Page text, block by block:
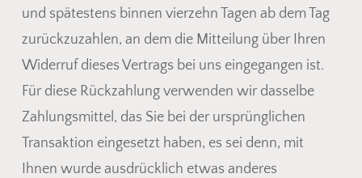
und spätestens binnen vierzehn Tagen ab dem Tag
zurückzuzahlen, an dem die Mitteilung über Ihren
Widerruf dieses Vertrags bei uns eingegangen ist.
Für diese Rückzahlung verwenden wir dasselbe
Zahlungsmittel, das Sie bei der ursprünglichen
Transaktion eingesetzt haben, es sei denn, mit
Ihnen wurde ausdrücklich etwas anderes